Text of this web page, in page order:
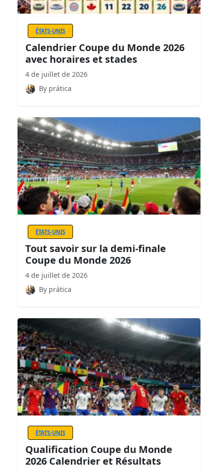
ÉTATS-UNIS
Calendrier Coupe du Monde 2026
avec horaires et stades
4 de juillet de 2026
By prática
ÉTATS-UNIS
Tout savoir sur la demi-finale
Coupe du Monde 2026
4 de juillet de 2026
By prática
ÉTATS-UNIS
Qualification Coupe du Monde
2026 Calendrier et Résultats